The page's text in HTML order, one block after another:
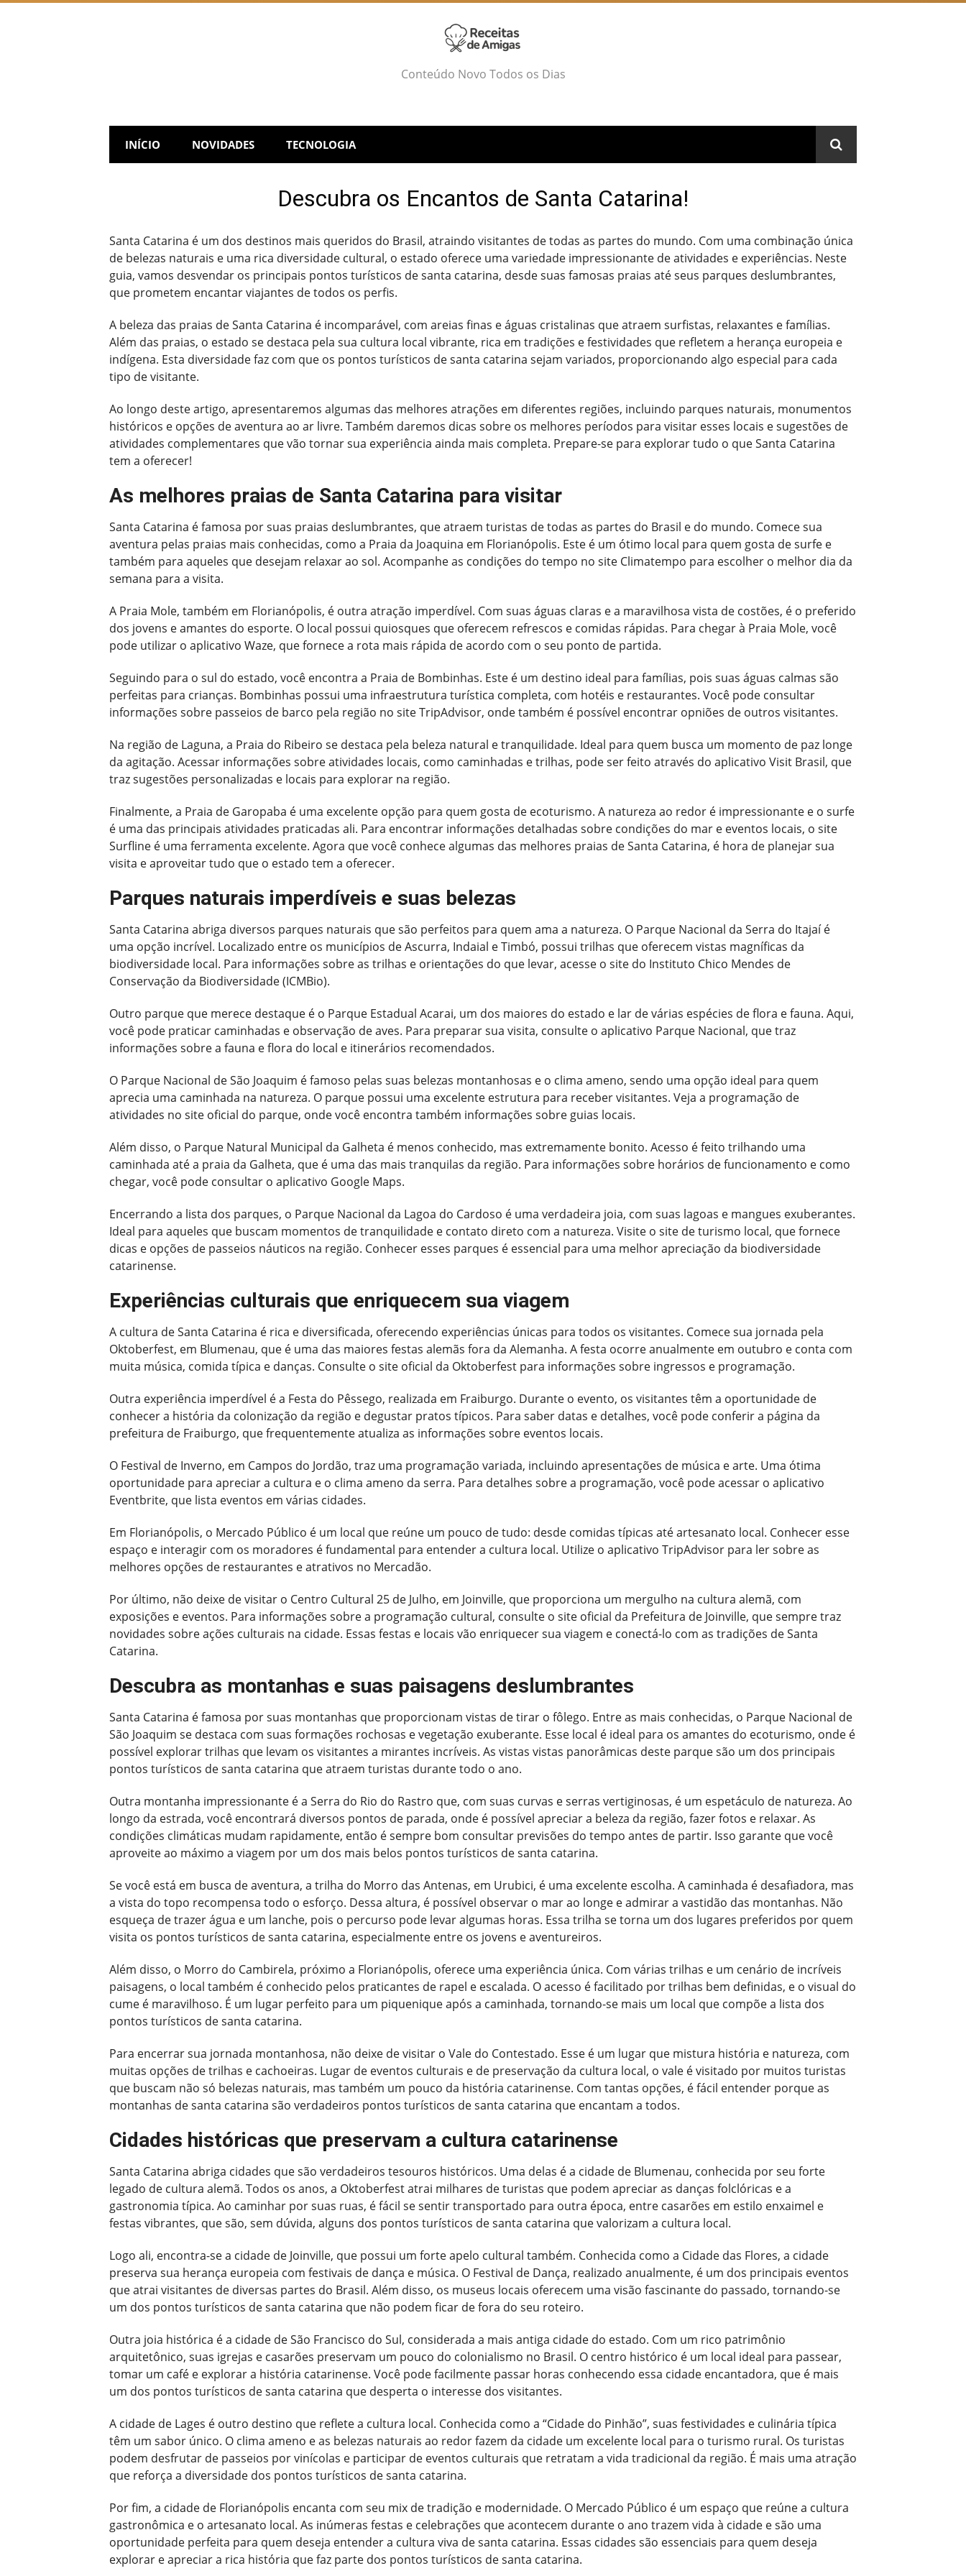
Skip
Conteúdo Novo Todos os Dias
INÍCIO NOVIDADES TECNOLOGIA
Descubra os Encantos de Santa Catarina!
Santa Catarina é um dos destinos mais queridos do Brasil, atraindo visitantes de todas as partes do mundo. Com uma combinação única
de belezas naturais e uma rica diversidade cultural, o estado oferece uma variedade impressionante de atividades e experiências. Neste
guia, vamos desvendar os principais pontos turísticos de santa catarina, desde suas famosas praias até seus parques deslumbrantes,
que prometem encantar viajantes de todos os perfis.
A beleza das praias de Santa Catarina é incomparável, com areias finas e águas cristalinas que atraem surfistas, relaxantes e famílias.
Além das praias, o estado se destaca pela sua cultura local vibrante, rica em tradições e festividades que refletem a herança europeia e
indígena. Esta diversidade faz com que os pontos turísticos de santa catarina sejam variados, proporcionando algo especial para cada
tipo de visitante.
Ao longo deste artigo, apresentaremos algumas das melhores atrações em diferentes regiões, incluindo parques naturais, monumentos
históricos e opções de aventura ao ar livre. Também daremos dicas sobre os melhores períodos para visitar esses locais e sugestões de
atividades complementares que vão tornar sua experiência ainda mais completa. Prepare-se para explorar tudo o que Santa Catarina
tem a oferecer!
As melhores praias de Santa Catarina para visitar
Santa Catarina é famosa por suas praias deslumbrantes, que atraem turistas de todas as partes do Brasil e do mundo. Comece sua
aventura pelas praias mais conhecidas, como a Praia da Joaquina em Florianópolis. Este é um ótimo local para quem gosta de surfe e
também para aqueles que desejam relaxar ao sol. Acompanhe as condições do tempo no site Climatempo para escolher o melhor dia da
semana para a visita.
A Praia Mole, também em Florianópolis, é outra atração imperdível. Com suas águas claras e a maravilhosa vista de costões, é o preferido
dos jovens e amantes do esporte. O local possui quiosques que oferecem refrescos e comidas rápidas. Para chegar à Praia Mole, você
pode utilizar o aplicativo Waze, que fornece a rota mais rápida de acordo com o seu ponto de partida.
Seguindo para o sul do estado, você encontra a Praia de Bombinhas. Este é um destino ideal para famílias, pois suas águas calmas são
perfeitas para crianças. Bombinhas possui uma infraestrutura turística completa, com hotéis e restaurantes. Você pode consultar
informações sobre passeios de barco pela região no site TripAdvisor, onde também é possível encontrar opniões de outros visitantes.
Na região de Laguna, a Praia do Ribeiro se destaca pela beleza natural e tranquilidade. Ideal para quem busca um momento de paz longe
da agitação. Acessar informações sobre atividades locais, como caminhadas e trilhas, pode ser feito através do aplicativo Visit Brasil, que
traz sugestões personalizadas e locais para explorar na região.
Finalmente, a Praia de Garopaba é uma excelente opção para quem gosta de ecoturismo. A natureza ao redor é impressionante e o surfe
é uma das principais atividades praticadas ali. Para encontrar informações detalhadas sobre condições do mar e eventos locais, o site
Surfline é uma ferramenta excelente. Agora que você conhece algumas das melhores praias de Santa Catarina, é hora de planejar sua
visita e aproveitar tudo que o estado tem a oferecer.
Parques naturais imperdíveis e suas belezas
Santa Catarina abriga diversos parques naturais que são perfeitos para quem ama a natureza. O Parque Nacional da Serra do Itajaí é
uma opção incrível. Localizado entre os municípios de Ascurra, Indaial e Timbó, possui trilhas que oferecem vistas magníficas da
biodiversidade local. Para informações sobre as trilhas e orientações do que levar, acesse o site do Instituto Chico Mendes de
Conservação da Biodiversidade (ICMBio).
Outro parque que merece destaque é o Parque Estadual Acarai, um dos maiores do estado e lar de várias espécies de flora e fauna. Aqui,
você pode praticar caminhadas e observação de aves. Para preparar sua visita, consulte o aplicativo Parque Nacional, que traz
informações sobre a fauna e flora do local e itinerários recomendados.
O Parque Nacional de São Joaquim é famoso pelas suas belezas montanhosas e o clima ameno, sendo uma opção ideal para quem
aprecia uma caminhada na natureza. O parque possui uma excelente estrutura para receber visitantes. Veja a programação de
atividades no site oficial do parque, onde você encontra também informações sobre guias locais.
Além disso, o Parque Natural Municipal da Galheta é menos conhecido, mas extremamente bonito. Acesso é feito trilhando uma
caminhada até a praia da Galheta, que é uma das mais tranquilas da região. Para informações sobre horários de funcionamento e como
chegar, você pode consultar o aplicativo Google Maps.
Encerrando a lista dos parques, o Parque Nacional da Lagoa do Cardoso é uma verdadeira joia, com suas lagoas e mangues exuberantes.
Ideal para aqueles que buscam momentos de tranquilidade e contato direto com a natureza. Visite o site de turismo local, que fornece
dicas e opções de passeios náuticos na região. Conhecer esses parques é essencial para uma melhor apreciação da biodiversidade
catarinense.
Experiências culturais que enriquecem sua viagem
A cultura de Santa Catarina é rica e diversificada, oferecendo experiências únicas para todos os visitantes. Comece sua jornada pela
Oktoberfest, em Blumenau, que é uma das maiores festas alemãs fora da Alemanha. A festa ocorre anualmente em outubro e conta com
muita música, comida típica e danças. Consulte o site oficial da Oktoberfest para informações sobre ingressos e programação.
Outra experiência imperdível é a Festa do Pêssego, realizada em Fraiburgo. Durante o evento, os visitantes têm a oportunidade de
conhecer a história da colonização da região e degustar pratos típicos. Para saber datas e detalhes, você pode conferir a página da
prefeitura de Fraiburgo, que frequentemente atualiza as informações sobre eventos locais.
O Festival de Inverno, em Campos do Jordão, traz uma programação variada, incluindo apresentações de música e arte. Uma ótima
oportunidade para apreciar a cultura e o clima ameno da serra. Para detalhes sobre a programação, você pode acessar o aplicativo
Eventbrite, que lista eventos em várias cidades.
Em Florianópolis, o Mercado Público é um local que reúne um pouco de tudo: desde comidas típicas até artesanato local. Conhecer esse
espaço e interagir com os moradores é fundamental para entender a cultura local. Utilize o aplicativo TripAdvisor para ler sobre as
melhores opções de restaurantes e atrativos no Mercadão.
Por último, não deixe de visitar o Centro Cultural 25 de Julho, em Joinville, que proporciona um mergulho na cultura alemã, com
exposições e eventos. Para informações sobre a programação cultural, consulte o site oficial da Prefeitura de Joinville, que sempre traz
novidades sobre ações culturais na cidade. Essas festas e locais vão enriquecer sua viagem e conectá-lo com as tradições de Santa
Catarina.
Descubra as montanhas e suas paisagens deslumbrantes
Santa Catarina é famosa por suas montanhas que proporcionam vistas de tirar o fôlego. Entre as mais conhecidas, o Parque Nacional de
São Joaquim se destaca com suas formações rochosas e vegetação exuberante. Esse local é ideal para os amantes do ecoturismo, onde é
possível explorar trilhas que levam os visitantes a mirantes incríveis. As vistas vistas panorâmicas deste parque são um dos principais
pontos turísticos de santa catarina que atraem turistas durante todo o ano.
Outra montanha impressionante é a Serra do Rio do Rastro que, com suas curvas e serras vertiginosas, é um espetáculo de natureza. Ao
longo da estrada, você encontrará diversos pontos de parada, onde é possível apreciar a beleza da região, fazer fotos e relaxar. As
condições climáticas mudam rapidamente, então é sempre bom consultar previsões do tempo antes de partir. Isso garante que você
aproveite ao máximo a viagem por um dos mais belos pontos turísticos de santa catarina.
Se você está em busca de aventura, a trilha do Morro das Antenas, em Urubici, é uma excelente escolha. A caminhada é desafiadora, mas
a vista do topo recompensa todo o esforço. Dessa altura, é possível observar o mar ao longe e admirar a vastidão das montanhas. Não
esqueça de trazer água e um lanche, pois o percurso pode levar algumas horas. Essa trilha se torna um dos lugares preferidos por quem
visita os pontos turísticos de santa catarina, especialmente entre os jovens e aventureiros.
Além disso, o Morro do Cambirela, próximo a Florianópolis, oferece uma experiência única. Com várias trilhas e um cenário de incríveis
paisagens, o local também é conhecido pelos praticantes de rapel e escalada. O acesso é facilitado por trilhas bem definidas, e o visual do
cume é maravilhoso. É um lugar perfeito para um piquenique após a caminhada, tornando-se mais um local que compõe a lista dos
pontos turísticos de santa catarina.
Para encerrar sua jornada montanhosa, não deixe de visitar o Vale do Contestado. Esse é um lugar que mistura história e natureza, com
muitas opções de trilhas e cachoeiras. Lugar de eventos culturais e de preservação da cultura local, o vale é visitado por muitos turistas
que buscam não só belezas naturais, mas também um pouco da história catarinense. Com tantas opções, é fácil entender porque as
montanhas de santa catarina são verdadeiros pontos turísticos de santa catarina que encantam a todos.
Cidades históricas que preservam a cultura catarinense
Santa Catarina abriga cidades que são verdadeiros tesouros históricos. Uma delas é a cidade de Blumenau, conhecida por seu forte
legado de cultura alemã. Todos os anos, a Oktoberfest atrai milhares de turistas que podem apreciar as danças folclóricas e a
gastronomia típica. Ao caminhar por suas ruas, é fácil se sentir transportado para outra época, entre casarões em estilo enxaimel e
festas vibrantes, que são, sem dúvida, alguns dos pontos turísticos de santa catarina que valorizam a cultura local.
Logo ali, encontra-se a cidade de Joinville, que possui um forte apelo cultural também. Conhecida como a Cidade das Flores, a cidade
preserva sua herança europeia com festivais de dança e música. O Festival de Dança, realizado anualmente, é um dos principais eventos
que atrai visitantes de diversas partes do Brasil. Além disso, os museus locais oferecem uma visão fascinante do passado, tornando-se
um dos pontos turísticos de santa catarina que não podem ficar de fora do seu roteiro.
Outra joia histórica é a cidade de São Francisco do Sul, considerada a mais antiga cidade do estado. Com um rico patrimônio
arquitetônico, suas igrejas e casarões preservam um pouco do colonialismo no Brasil. O centro histórico é um local ideal para passear,
tomar um café e explorar a história catarinense. Você pode facilmente passar horas conhecendo essa cidade encantadora, que é mais
um dos pontos turísticos de santa catarina que desperta o interesse dos visitantes.
A cidade de Lages é outro destino que reflete a cultura local. Conhecida como a “Cidade do Pinhão”, suas festividades e culinária típica
têm um sabor único. O clima ameno e as belezas naturais ao redor fazem da cidade um excelente local para o turismo rural. Os turistas
podem desfrutar de passeios por vinícolas e participar de eventos culturais que retratam a vida tradicional da região. É mais uma atração
que reforça a diversidade dos pontos turísticos de santa catarina.
Por fim, a cidade de Florianópolis encanta com seu mix de tradição e modernidade. O Mercado Público é um espaço que reúne a cultura
gastronômica e o artesanato local. As inúmeras festas e celebrações que acontecem durante o ano trazem vida à cidade e são uma
oportunidade perfeita para quem deseja entender a cultura viva de santa catarina. Essas cidades são essenciais para quem deseja
explorar e apreciar a rica história que faz parte dos pontos turísticos de santa catarina.